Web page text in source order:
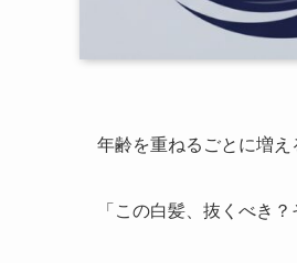
年齢を重ねるごとに増え
「この白髪、抜くべき